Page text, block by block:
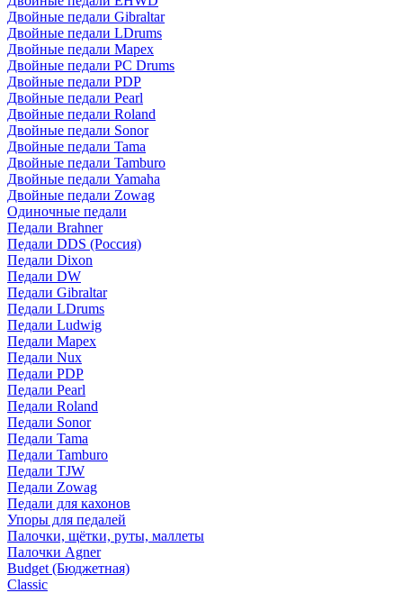
Двойные педали Gibraltar
Двойные педали LDrums
Двойные педали Mapex
Двойные педали PC Drums
Двойные педали PDP
Двойные педали Pearl
Двойные педали Roland
Двойные педали Sonor
Двойные педали Tama
Двойные педали Tamburo
Двойные педали Yamaha
Двойные педали Zowag
Одиночные педали
Педали Brahner
Педали DDS (Россия)
Педали Dixon
Педали DW
Педали Gibraltar
Педали LDrums
Педали Ludwig
Педали Mapex
Педали Nux
Педали PDP
Педали Pearl
Педали Roland
Педали Sonor
Педали Tama
Педали Tamburo
Педали TJW
Педали Zowag
Педали для кахонов
Упоры для педалей
Палочки, щётки, руты, маллеты
Палочки Agner
Budget (Бюджетная)
Classic